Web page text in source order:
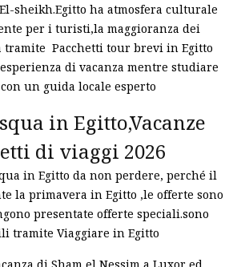
sheikh.Egitto ha atmosfera culturale
per i turisti,la maggioranza dei
tramite Pacchetti tour brevi in Egitto
di vacanza mentre studiare
un guida locale esperto
in Egitto,Vacanze
di viaggi 2026
in Egitto da non perdere, perché il
la primavera in Egitto ,le offerte sono
presentate offerte speciali.sono
tramite Viaggiare in Egitto